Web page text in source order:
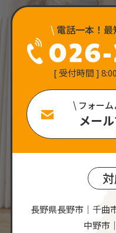
\ 電話一本！最
[ 受付時間 ]
\ フォー
メー
長野県長野市｜千曲
中野市